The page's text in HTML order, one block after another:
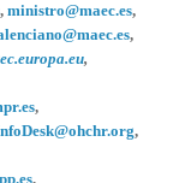
, ministro@maec.es,
,
,
,
,
,